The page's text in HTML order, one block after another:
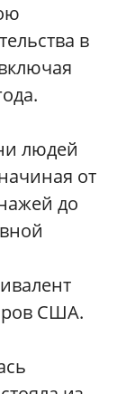
в
людей
от
до
США.